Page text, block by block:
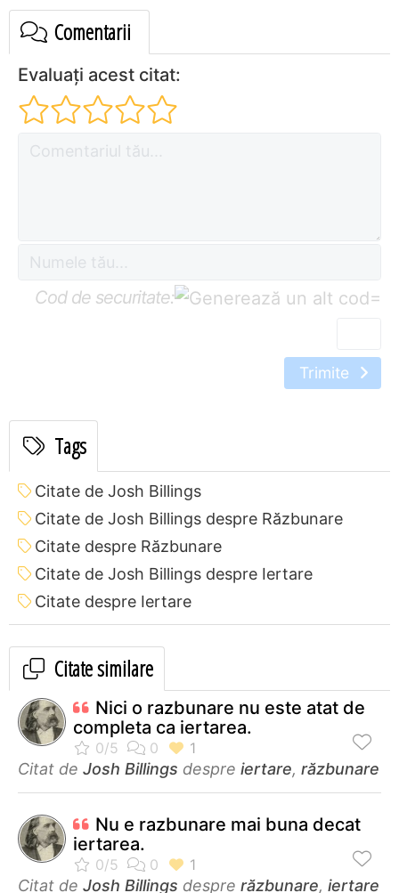
Comentarii
Evaluați acest citat:
Cod de securitate: =
Trimite
Tags
Citate de Josh Billings
Citate de Josh Billings despre Răzbunare
Citate despre Răzbunare
Citate de Josh Billings despre Iertare
Citate despre Iertare
Citate similare
Nici o razbunare nu este atat de
completa ca iertarea.
Citat de Josh Billings despre iertare, răzbunare
Nu e razbunare mai buna decat
iertarea.
Citat de Josh Billings despre răzbunare, iertare